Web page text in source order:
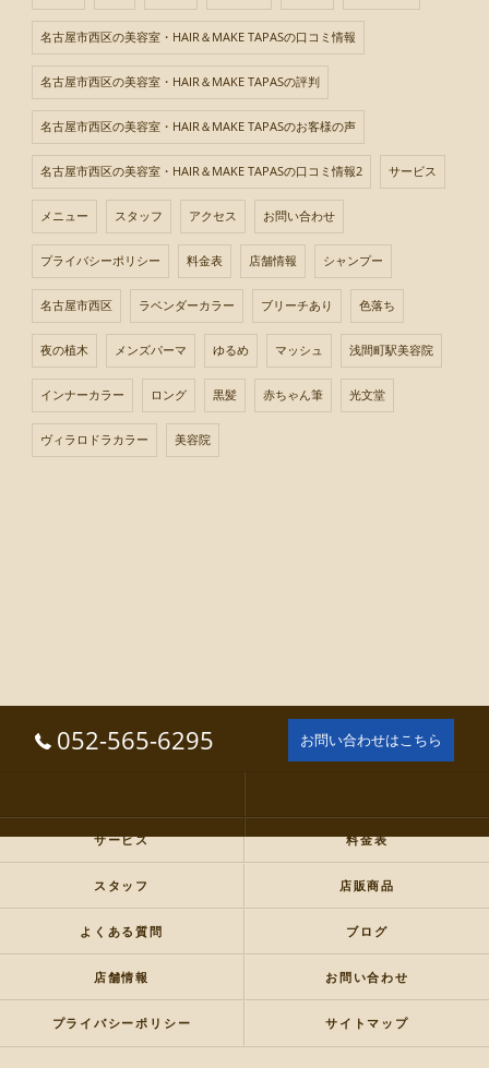
名古屋市西区の美容室・HAIR＆MAKE TAPASの口コミ情報
名古屋市西区の美容室・HAIR＆MAKE TAPASの評判
名古屋市西区の美容室・HAIR＆MAKE TAPASのお客様の声
名古屋市西区の美容室・HAIR＆MAKE TAPASの口コミ情報2 サービス
メニュー スタッフ アクセス お問い合わせ
プライバシーポリシー 料金表 店舗情報 シャンプー
名古屋市西区 ラベンダーカラー ブリーチあり 色落ち
夜の植木 メンズパーマ ゆるめ マッシュ 浅間町駅美容院
インナーカラー ロング 黒髪 赤ちゃん筆 光文堂
ヴィラロドラカラー 美容院
052-565-6295 お問い合わせはこちら
サービス 料金表
スタッフ 店販商品
よくある質問 ブログ
店舗情報 お問い合わせ
プライバシーポリシー サイトマップ